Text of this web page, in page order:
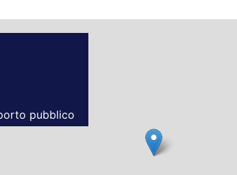
pubblico